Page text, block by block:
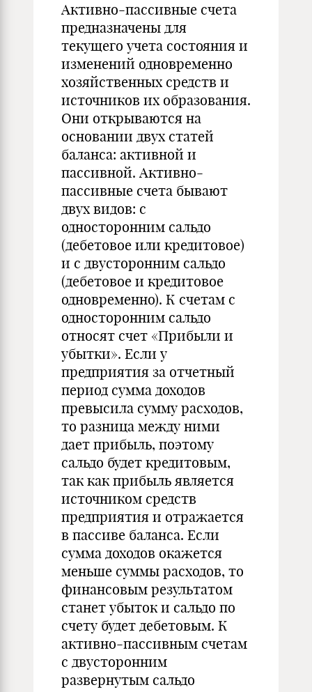
Активно-пассивные счета
предназначены для
текущего учета состояния и
изменений одновременно
хозяйственных средств и
источников их образования.
Они открываются на
основании двух статей
баланса: активной и
пассивной. Активно-
пассивные счета бывают
двух видов: с
односторонним сальдо
(дебетовое или кредитовое)
и с двусторонним сальдо
(дебетовое и кредитовое
одновременно). К счетам с
односторонним сальдо
относят счет «Прибыли и
убытки». Если у
предприятия за отчетный
период сумма доходов
превысила сумму расходов,
то разница между ними
дает прибыль, поэтому
сальдо будет кредитовым,
так как прибыль является
источником средств
предприятия и отражается
в пассиве баланса. Если
сумма доходов окажется
меньше суммы расходов, то
финансовым результатом
станет убыток и сальдо по
счету будет дебетовым. К
активно-пассивным счетам
с двусторонним
развернутым сальдо